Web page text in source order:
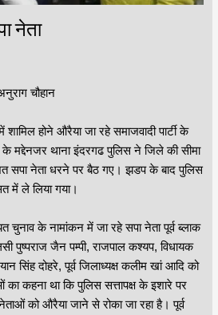
नेता
चौहान
होने औरैया जा रहे समाजवादी पार्टी के
के मद्देनजर थाना इंदरगढ पुलिस ने जिले की सीमा
सपा नेता धरने पर बैठ गए। झडप के बाद पुलिस
में ले लिया गया।
चुनाव के नामांकन में जा रहे सपा नेता पूर्व ब्लाक
पुष्पराज जैन पम्पी, राजपाल कश्यप, विधायक
सिंह दोहरे, पूर्व जिलाध्यक्ष कलीम खां आदि को
कहना था कि पुलिस सत्तापक्ष के इशारे पर
को औरैया जाने से रोका जा रहा है। पूर्व